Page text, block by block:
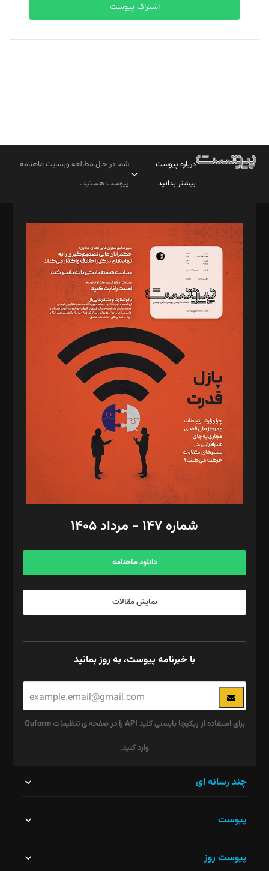
بابک نقاش
تحریریه
اشتراک پیوست
درباره پیوست
بیشتر بدانید
شما در حال مطالعه وبسایت ماهنامه
پیوست هستید.
مدیر مسئول: محمدباقر اثنی‌عشری
سردبیر: مهرک محمودی
دبیر تحریریه: میثم قاسمی
د‌بیر ناداستان: سمانه سمیع
د‌بیر خدمت و تجارت: ابوالفضل رجبی
د‌بیر حقوق فناوری: حسام‌الدین ایپکچی
د‌بیر پیوست جهان: مینا پاکدل
د‌بیر تحریریه آنلاین: بابک نقاش
تحریریه‌: مجتبی محمود‌ی، آرش برهمند، یسنا امان‌پور، سروش کرمیان،
مصطفی مسجدی آرانی، ابوالفضل رجبی، زهرا فکرانه، فائزه فتحی
رستمی،مصطفی باستان
ویرایش: نگار استاد‌‌آقا
طراح یونیفرم: مجید توکلی
فیلمبرداری و عکاسی: امیر شفیعی، مانی لطفی زاده
گرافیک و صفحه‌آرایی: سید‌سبحان‌علی ثابت
مد‌یر توسعه تجاری: کامبیز برید‌
امور مالی: شاپور رهبری، محمد‌ کاظمی‌نیا
آگهی و مشترکین: ۰۹۱۹۹۹۹۰۴۵۴
شماره ۱۴۷ - مرداد ۱۴۰۵
دانلود ماهنامه
نمایش مقالات
با خبرنامه پیوست، به روز بمانید
برای استفاده از ریکپچا بایستی کلید API را در صفحه ی تنظیمات Quform
وارد کنید.
نباید
چند رسانه ای
پیوست
پیوست روز